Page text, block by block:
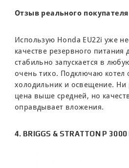
Отзыв реального покупателя
Использую Honda EU22i уже
качестве резервного питания
стабильно запускается в
очень тихо. Подключаю котел
холодильник и освещение. Ни
цена выше средней, но
оправдывает вложения.
4. BRIGGS & STRATTON P 3000